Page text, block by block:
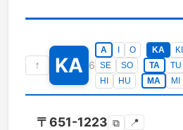
↑ KA 6
A O KA KI
SE
SO TA TU
HI
HU MA MI
〒651-1223 ⧉ 📍